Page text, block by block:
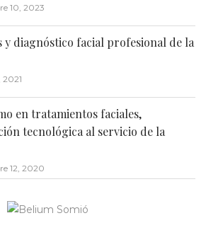
10, 2023
y diagnóstico facial profesional de la
2021
en tratamientos faciales,
tecnológica al servicio de la
12, 2020